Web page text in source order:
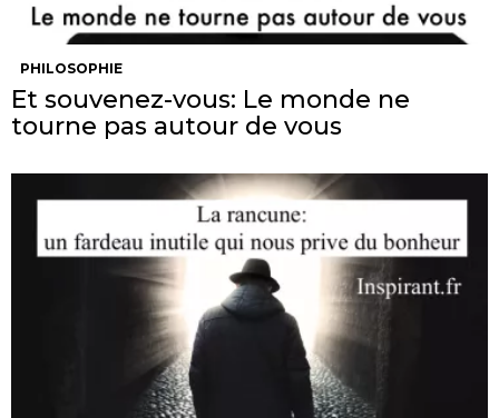
PHILOSOPHIE
Et souvenez-vous: Le monde ne
tourne pas autour de vous